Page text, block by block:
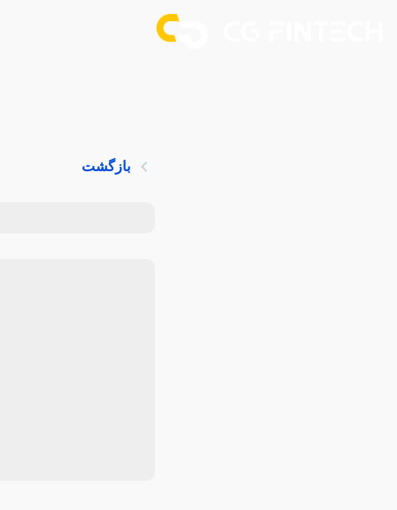
بازگشت